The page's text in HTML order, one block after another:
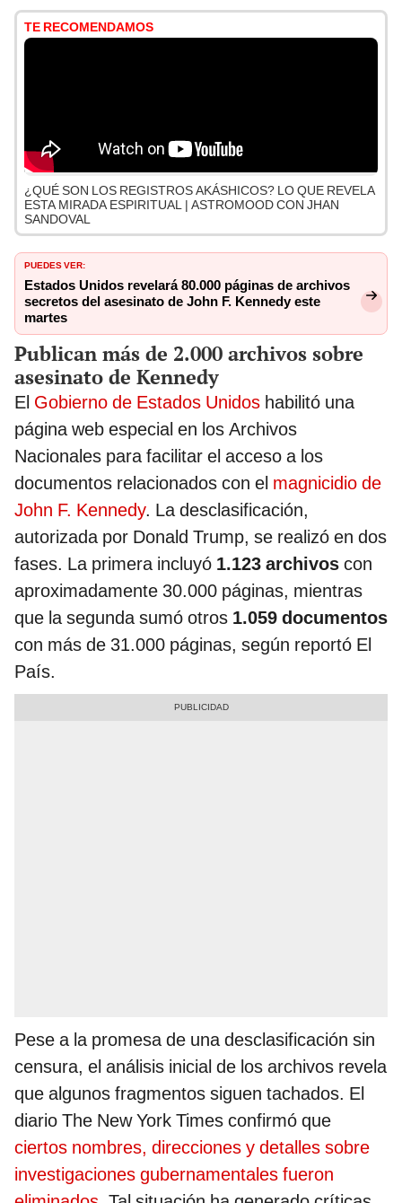
TE RECOMENDAMOS
¿QUÉ SON LOS REGISTROS AKÁSHICOS? LO QUE REVELA
ESTA MIRADA ESPIRITUAL | ASTROMOOD CON JHAN
SANDOVAL
PUEDES VER:
Estados Unidos revelará 80.000 páginas de archivos
secretos del asesinato de John F. Kennedy este
martes
Publican más de 2.000 archivos sobre
asesinato de Kennedy
El Gobierno de Estados Unidos habilitó una
página web especial en los Archivos
Nacionales para facilitar el acceso a los
documentos relacionados con el magnicidio de
John F. Kennedy. La desclasificación,
autorizada por Donald Trump, se realizó en dos
fases. La primera incluyó 1.123 archivos con
aproximadamente 30.000 páginas, mientras
que la segunda sumó otros 1.059 documentos
con más de 31.000 páginas, según reportó El
País.
Pese a la promesa de una desclasificación sin
censura, el análisis inicial de los archivos revela
que algunos fragmentos siguen tachados. El
diario The New York Times confirmó que
ciertos nombres, direcciones y detalles sobre
investigaciones gubernamentales fueron